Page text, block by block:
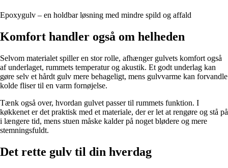
Epoxygulv – en holdbar løsning med mindre spild og affald
Komfort handler også om helheden
Selvom materialet spiller en stor rolle, afhænger gulvets komfort også
af underlaget, rummets temperatur og akustik. Et godt underlag kan
gøre selv et hårdt gulv mere behageligt, mens gulvvarme kan forvandle
kolde fliser til en varm fornøjelse.
Tænk også over, hvordan gulvet passer til rummets funktion. I
køkkenet er det praktisk med et materiale, der er let at rengøre og stå på
i længere tid, mens stuen måske kalder på noget blødere og mere
stemningsfuldt.
Det rette gulv til din hverdag